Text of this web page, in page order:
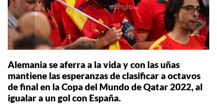
Alemania se aferra a la vida y con las uñas
mantiene las esperanzas de clasificar a octavos
de final en la Copa del Mundo de Qatar 2022, al
igualar a un gol con España.